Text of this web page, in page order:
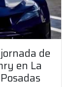
de
en La